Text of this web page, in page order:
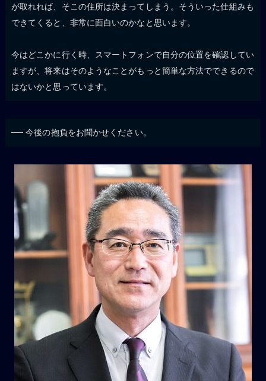
が取れれば、そこの住所は決まってしまう。そういった仕組みも
できてくると、非常に面白いのかなと思います。
今はどこかに行く時、スマートフォンで自分の位置を確認してい
ますが、将来はそのようなことがもっと簡単な方法でできるので
はないかと思っています。
── 今後の抱負をお聞かせください。